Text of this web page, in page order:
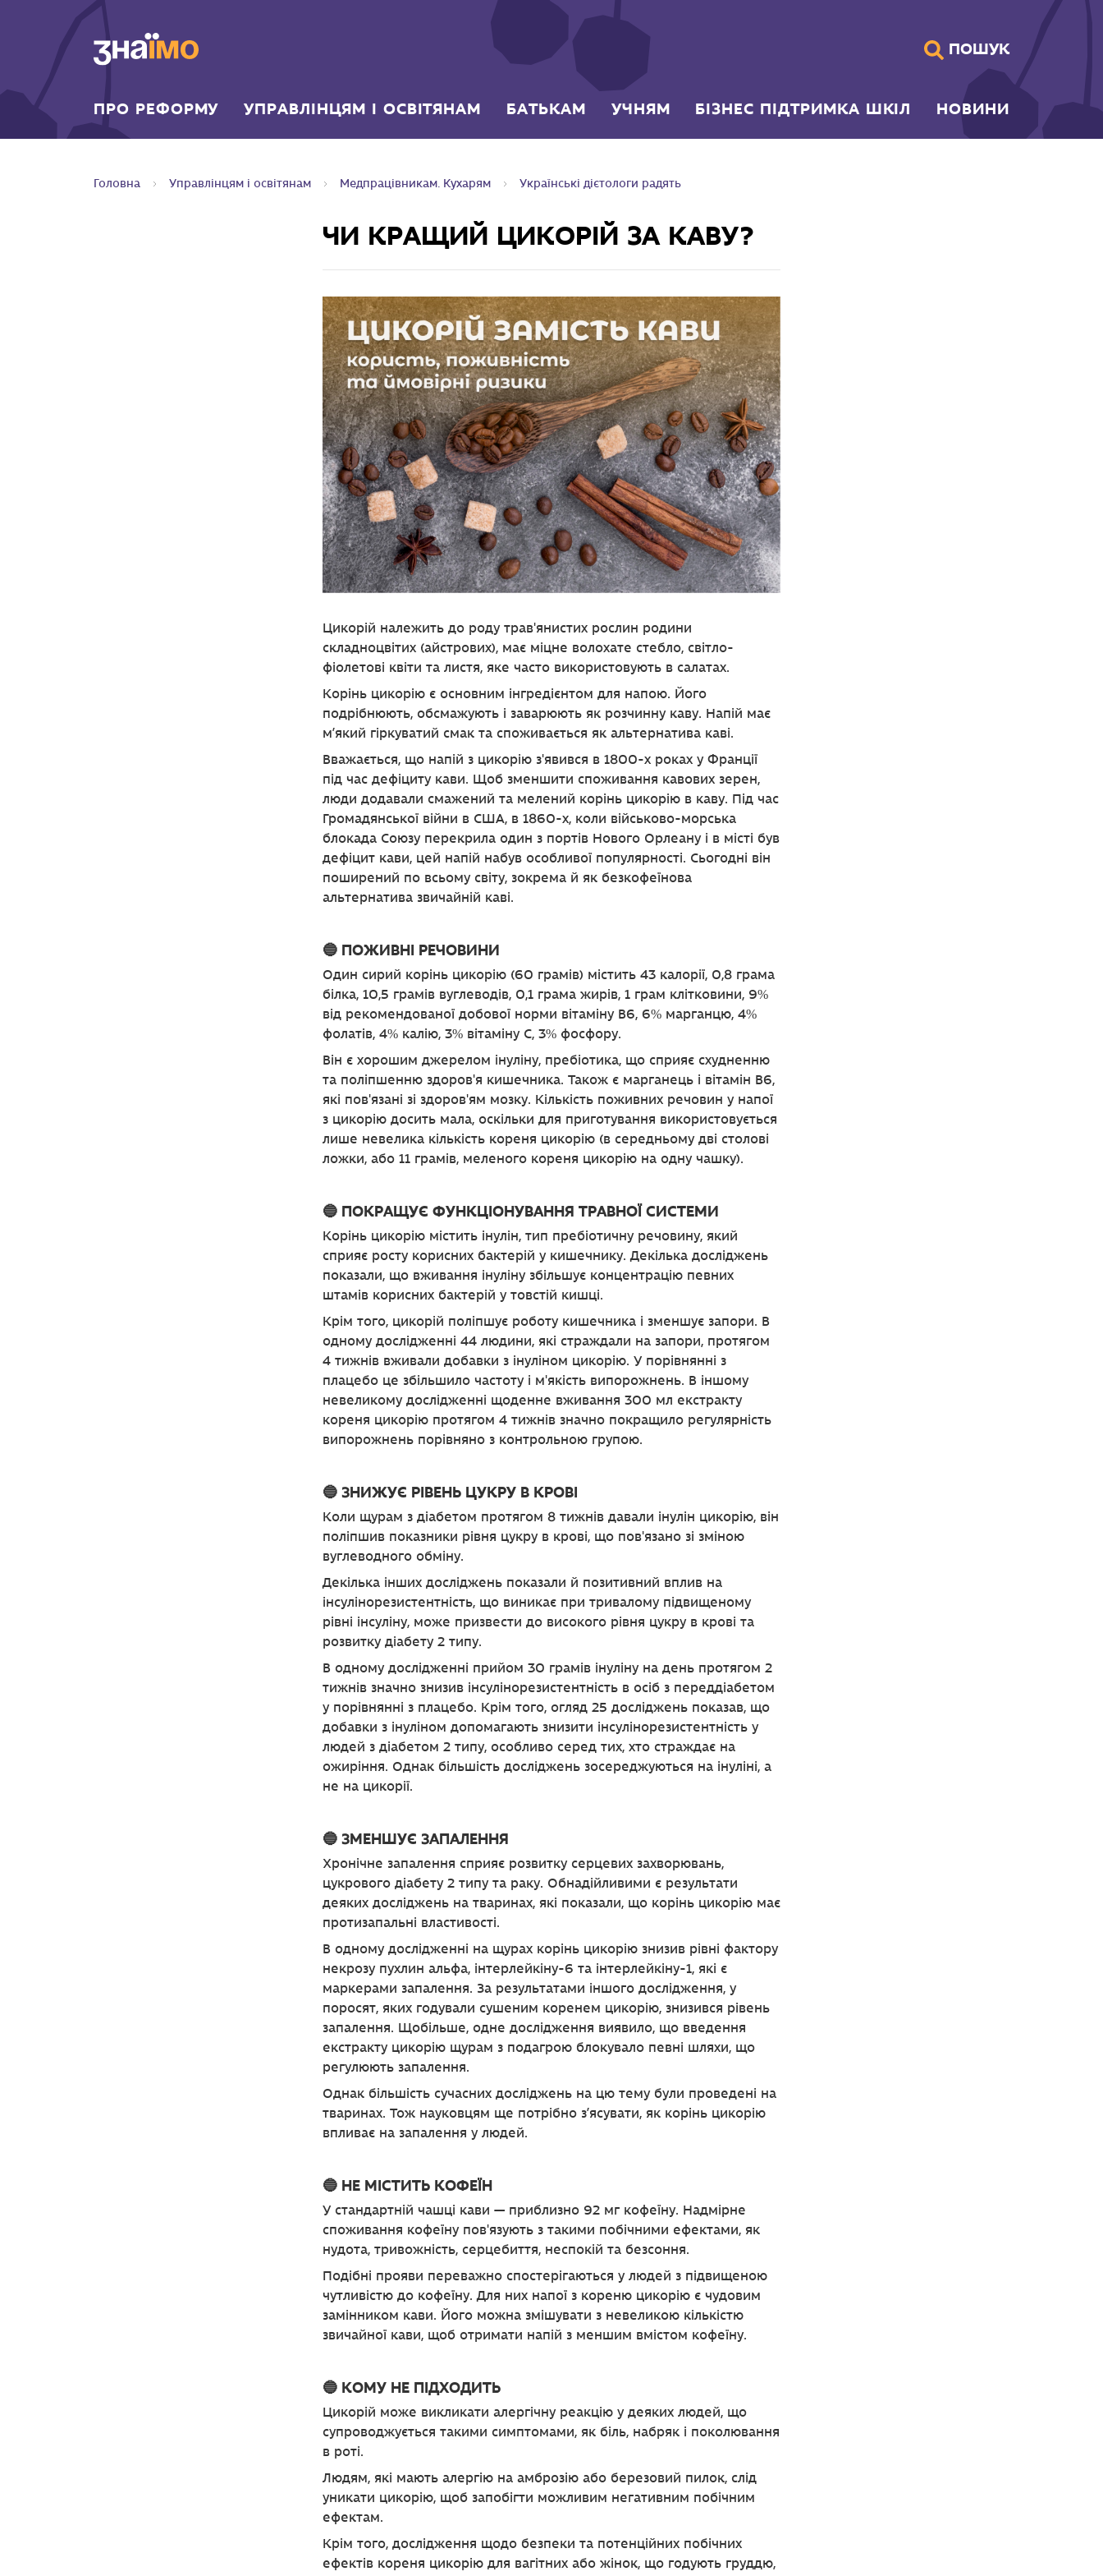
ПЕРЕЙТИ ДО
ГОЛОВНОГО
ВМІСТУ
ПОШУК
ПРО РЕФОРМУ УПРАВЛІНЦЯМ І ОСВІТЯНАМ БАТЬКАМ УЧНЯМ БІЗНЕС ПІДТРИМКА ШКІЛ НОВИНИ
Головна Управлінцям і освітянам Медпрацівникам. Кухарям Українські дієтологи радять
ЧИ КРАЩИЙ ЦИКОРІЙ ЗА КАВУ?
Цикорій належить до роду трав'янистих рослин родини
складноцвітих (айстрових), має міцне волохате стебло, світло-
фіолетові квіти та листя, яке часто використовують в салатах.
Корінь цикорію є основним інгредієнтом для напою. Його
подрібнюють, обсмажують і заварюють як розчинну каву. Напій має
м’який гіркуватий смак та споживається як альтернатива каві.
Вважається, що напій з цикорію з'явився в 1800-х роках у Франції
під час дефіциту кави. Щоб зменшити споживання кавових зерен,
люди додавали смажений та мелений корінь цикорію в каву. Під час
Громадянської війни в США, в 1860-х, коли військово-морська
блокада Союзу перекрила один з портів Нового Орлеану і в місті був
дефіцит кави, цей напій набув особливої популярності. Сьогодні він
поширений по всьому світу, зокрема й як безкофеїнова
альтернатива звичайній каві.
🔵 ПОЖИВНІ РЕЧОВИНИ
Один сирий корінь цикорію (60 грамів) містить 43 калорії, 0,8 грама
білка, 10,5 грамів вуглеводів, 0,1 грама жирів, 1 грам клітковини, 9%
від рекомендованої добової норми вітаміну В6, 6% марганцю, 4%
фолатів, 4% калію, 3% вітаміну С, 3% фосфору.
Він є хорошим джерелом інуліну, пребіотика, що сприяє схудненню
та поліпшенню здоров'я кишечника. Також є марганець і вітамін B6,
які пов'язані зі здоров'ям мозку. Кількість поживних речовин у напої
з цикорію досить мала, оскільки для приготування використовується
лише невелика кількість кореня цикорію (в середньому дві столові
ложки, або 11 грамів, меленого кореня цикорію на одну чашку).
🔵 ПОКРАЩУЄ ФУНКЦІОНУВАННЯ ТРАВНОЇ СИСТЕМИ
Корінь цикорію містить інулін, тип пребіотичну речовину, який
сприяє росту корисних бактерій у кишечнику. Декілька досліджень
показали, що вживання інуліну збільшує концентрацію певних
штамів корисних бактерій у товстій кишці.
Крім того, цикорій поліпшує роботу кишечника і зменшує запори. В
одному дослідженні 44 людини, які страждали на запори, протягом
4 тижнів вживали добавки з інуліном цикорію. У порівнянні з
плацебо це збільшило частоту і м'якість випорожнень. В іншому
невеликому дослідженні щоденне вживання 300 мл екстракту
кореня цикорію протягом 4 тижнів значно покращило регулярність
випорожнень порівняно з контрольною групою.
🔵 ЗНИЖУЄ РІВЕНЬ ЦУКРУ В КРОВІ
Коли щурам з діабетом протягом 8 тижнів давали інулін цикорію, він
поліпшив показники рівня цукру в крові, що пов'язано зі зміною
вуглеводного обміну.
Декілька інших досліджень показали й позитивний вплив на
інсулінорезистентність, що виникає при тривалому підвищеному
рівні інсуліну, може призвести до високого рівня цукру в крові та
розвитку діабету 2 типу.
В одному дослідженні прийом 30 грамів інуліну на день протягом 2
тижнів значно знизив інсулінорезистентність в осіб з переддіабетом
у порівнянні з плацебо. Крім того, огляд 25 досліджень показав, що
добавки з інуліном допомагають знизити інсулінорезистентність у
людей з діабетом 2 типу, особливо серед тих, хто страждає на
ожиріння. Однак більшість досліджень зосереджуються на інуліні, а
не на цикорії.
🔵 ЗМЕНШУЄ ЗАПАЛЕННЯ
Хронічне запалення сприяє розвитку серцевих захворювань,
цукрового діабету 2 типу та раку. Обнадійливими є результати
деяких досліджень на тваринах, які показали, що корінь цикорію має
протизапальні властивості.
В одному дослідженні на щурах корінь цикорію знизив рівні фактору
некрозу пухлин альфа, інтерлейкіну-6 та інтерлейкіну-1, які є
маркерами запалення. За результатами іншого дослідження, у
поросят, яких годували сушеним коренем цикорію, знизився рівень
запалення. Щобільше, одне дослідження виявило, що введення
екстракту цикорію щурам з подагрою блокувало певні шляхи, що
регулюють запалення.
Однак більшість сучасних досліджень на цю тему були проведені на
тваринах. Тож науковцям ще потрібно з’ясувати, як корінь цикорію
впливає на запалення у людей.
🔵 НЕ МІСТИТЬ КОФЕЇН
У стандартній чашці кави — приблизно 92 мг кофеїну. Надмірне
споживання кофеїну пов'язують з такими побічними ефектами, як
нудота, тривожність, серцебиття, неспокій та безсоння.
Подібні прояви переважно спостерігаються у людей з підвищеною
чутливістю до кофеїну. Для них напої з кореню цикорію є чудовим
замінником кави. Його можна змішувати з невеликою кількістю
звичайної кави, щоб отримати напій з меншим вмістом кофеїну.
🔵 КОМУ НЕ ПІДХОДИТЬ
Цикорій може викликати алергічну реакцію у деяких людей, що
супроводжується такими симптомами, як біль, набряк і поколювання
в роті.
Людям, які мають алергію на амброзію або березовий пилок, слід
уникати цикорію, щоб запобігти можливим негативним побічним
ефектам.
Крім того, дослідження щодо безпеки та потенційних побічних
ефектів кореня цикорію для вагітних або жінок, що годують груддю,